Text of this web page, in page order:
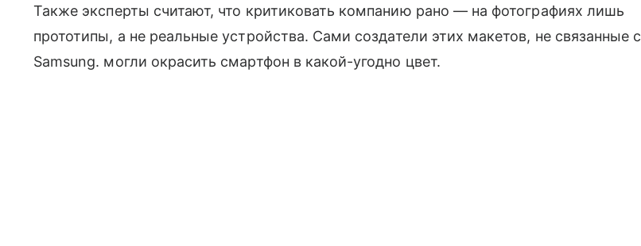
Также эксперты считают, что критиковать компанию рано — на фотографиях лишь
прототипы, а не реальные устройства. Сами создатели этих макетов, не связанные с
Samsung. могли окрасить смартфон в какой-угодно цвет.